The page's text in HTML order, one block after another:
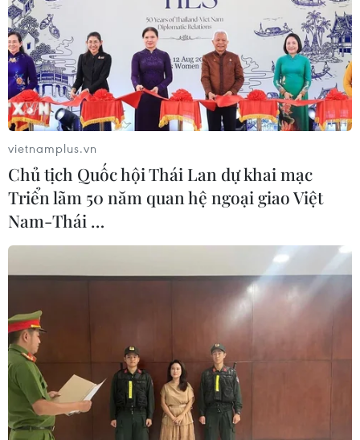
Trung Quốc ra tuyên bố về việc diễn tập
15/12/2016 07:13
Ngày 15/12, Không quân Trung Quốc khẳng định cuộc
diễn tập không quân tầm xa hôm 10/12 vừa qua trên
bầu trời Biển Hoa Đông, Biển Đông là những hoạt động
quân sự thường kỳ và thông thường.
vietnamplus.vn
Chủ tịch Quốc hội Thái Lan dự khai mạc
Triển lãm 50 năm quan hệ ngoại giao Việt
Nam-Thái …